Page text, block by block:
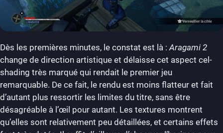
Dès les premières minutes, le constat est là : Aragami 2
change de direction artistique et délaisse cet aspect cel-
shading très marqué qui rendait le premier jeu
remarquable. De ce fait, le rendu est moins flatteur et fait
d’autant plus ressortir les limites du titre, sans être
désagréable à l’œil pour autant. Les textures montrent
qu’elles sont relativement peu détaillées, et certains effets